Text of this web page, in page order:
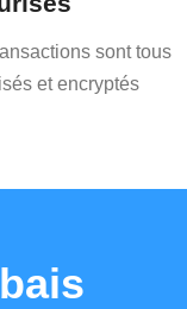
sont tous
et encryptés